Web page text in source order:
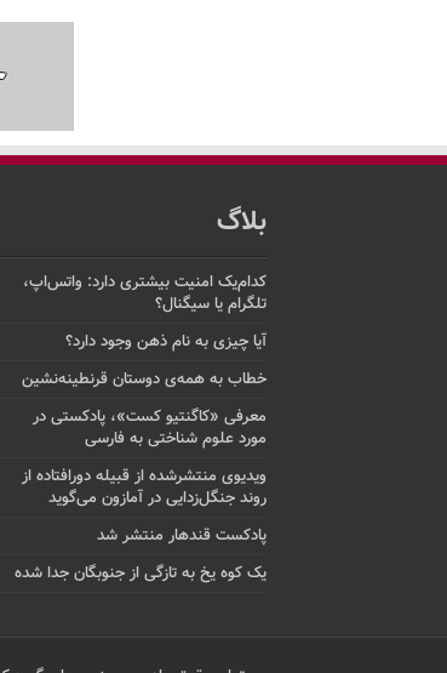
بلاگ
کدام‌یک امنیت بیشتری دارد: واتس‌اپ،
تلگرام یا سیگنال؟
آیا چیزی به نام ذهن وجود دارد؟
خطاب به همه‌ی دوستان قرنطینه‌نشین
معرفی «کاگنتیو کست»، پادکستی در
مورد علوم شناختی به فارسی
ویدیوی منتشرشده از قبیله دورافتاده‌ از
روند جنگل‌زدایی در آمازون می‌گوید
پادکست قندهار منتشر شد
یک کوه یخ به تازگی از جنوبگان جدا شده